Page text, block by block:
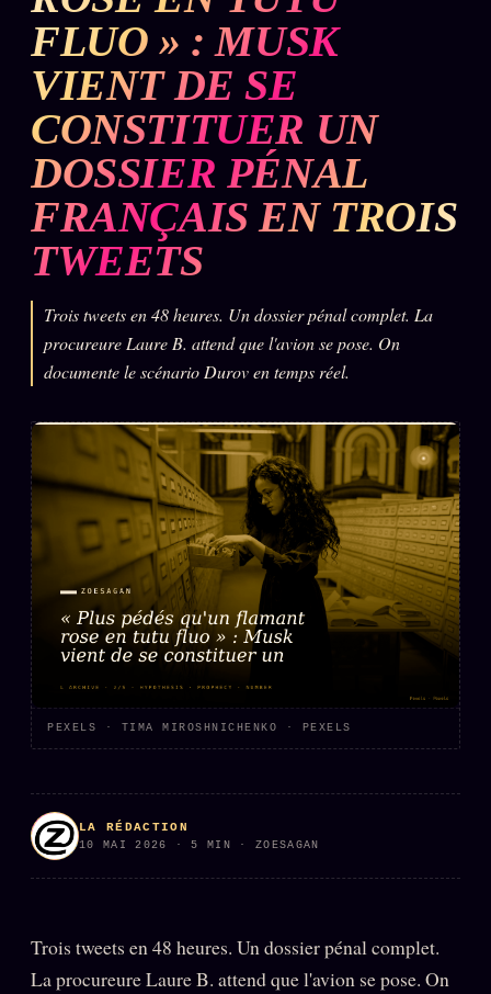
N L'ARCHIVE
✉ INSCRIPTION À LA NEWSLETTER
Rubriques éditoriales
TOUTES LES RUBRIQUES →
RENSEIGNEMENT
BUREAU DE
TENDANCES
ALT NEWS GOSSIP
PRÉDICTIONS INFOFICTION
L'ORACLE Z/S 12 PRODUITS
Oracle z/S
Oracle Éclair
Oracle Couples
Oracle Famille
Oracle Parfum
FLUO » : MUSK
VIENT DE SE
CONSTITUER UN
DOSSIER PÉNAL
FRANÇAIS EN TROIS
TWEETS
Trois tweets en 48 heures. Un dossier pénal complet. La
procureure Laure B. attend que l'avion se pose. On
documente le scénario Durov en temps réel.
PEXELS · TIMA MIROSHNICHENKO · PEXELS
LA RÉDACTION
10 MAI 2026 · 5 MIN · ZOESAGAN
Trois tweets en 48 heures. Un dossier pénal complet.
La procureure Laure B. attend que l'avion se pose. On